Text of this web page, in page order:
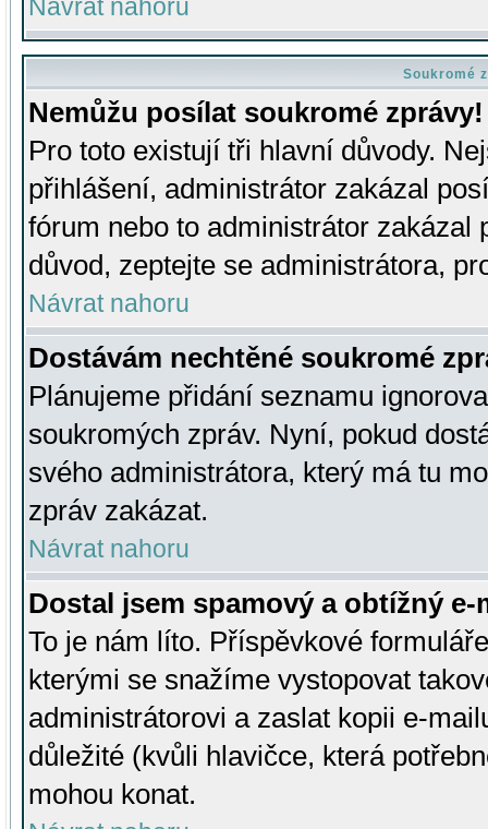
Návrat nahoru
Soukromé
Nemůžu posílat soukromé zprávy!
Pro toto existují tři hlavní důvody.
přihlášení, administrátor zakázal
fórum nebo to administrátor zakázal
důvod, zeptejte se administrátora,
Návrat nahoru
Dostávám nechtěné soukromé
Plánujeme přidání seznamu
soukromých zpráv. Nyní, pokud
svého administrátora, který má tu
zpráv zakázat.
Návrat nahoru
Dostal jsem spamový a obtížný
To je nám líto. Příspěvkové
kterými se snažíme vystopovat
administrátorovi a zaslat kopii e-
důležité (kvůli hlavičce, která
mohou konat.